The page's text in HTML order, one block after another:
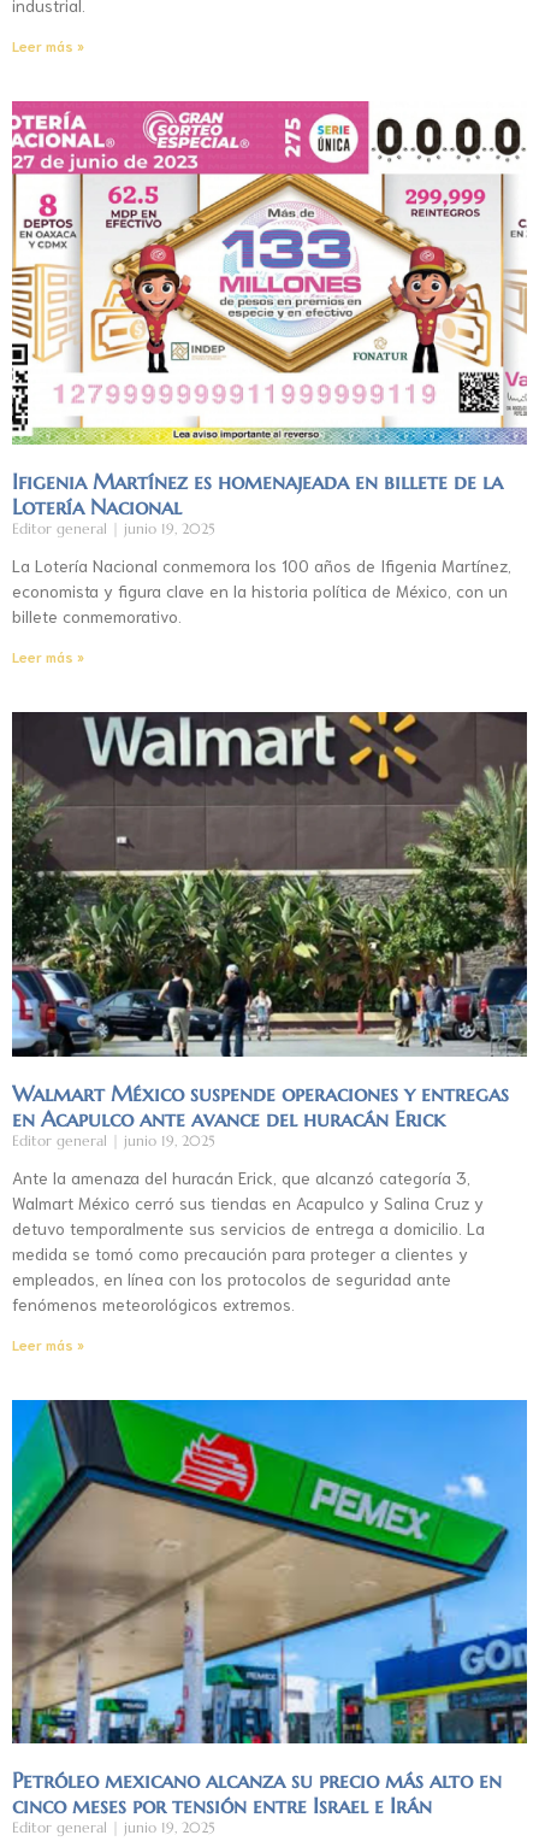
industrial.
Leer más »
Ifigenia Martínez es homenajeada en billete de la
Lotería Nacional
Editor general junio 19, 2025
La Lotería Nacional conmemora los 100 años de Ifigenia Martínez,
economista y figura clave en la historia política de México, con un
billete conmemorativo.
Leer más »
Walmart México suspende operaciones y entregas
en Acapulco ante avance del huracán Erick
Editor general junio 19, 2025
Ante la amenaza del huracán Erick, que alcanzó categoría 3,
Walmart México cerró sus tiendas en Acapulco y Salina Cruz y
detuvo temporalmente sus servicios de entrega a domicilio. La
medida se tomó como precaución para proteger a clientes y
empleados, en línea con los protocolos de seguridad ante
fenómenos meteorológicos extremos.
Leer más »
Petróleo mexicano alcanza su precio más alto en
cinco meses por tensión entre Israel e Irán
Editor general junio 19, 2025